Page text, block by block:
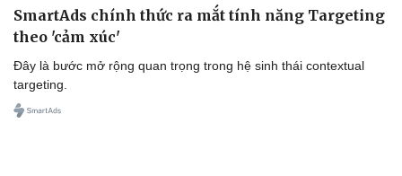
SmartAds chính thức ra mắt tính năng Targeting
theo 'cảm xúc'
Đây là bước mở rộng quan trọng trong hệ sinh thái contextual
targeting.